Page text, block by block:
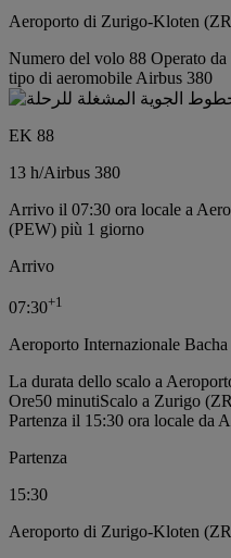
Aeroporto di Zurigo-Kloten
Numero del volo 88 Operato
tipo di aeromobile Airbus 380
EK 88
13 h/Airbus 380
Arrivo il 07:30 ora locale a
(PEW) più 1 giorno
Arrivo
07:30+1
Aeroporto Internazionale
La durata dello scalo a
Ore50 minutiScalo a Zurigo
Partenza il 15:30 ora locale da
Partenza
15:30
Aeroporto di Zurigo-Kloten